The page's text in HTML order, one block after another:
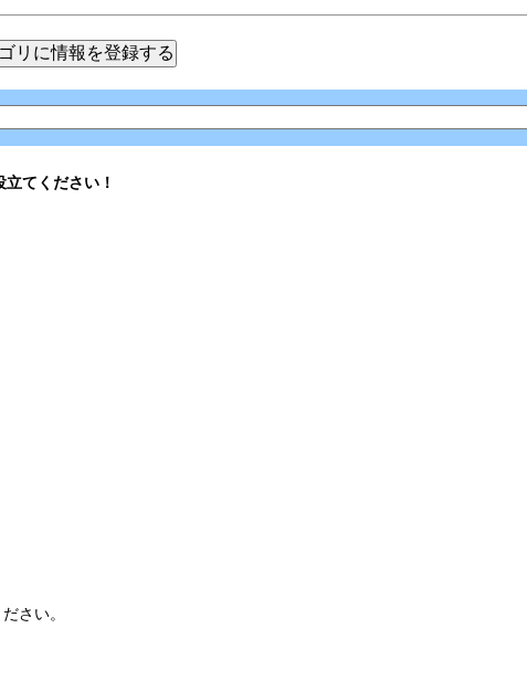
てください！
さい。